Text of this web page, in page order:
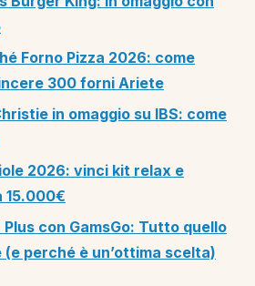
Forno Pizza 2026: come
300 forni Ariete
in omaggio su IBS: come
2026: vinci kit relax e
15.000€
con GamsGo: Tutto quello
perché è un’ottima scelta)